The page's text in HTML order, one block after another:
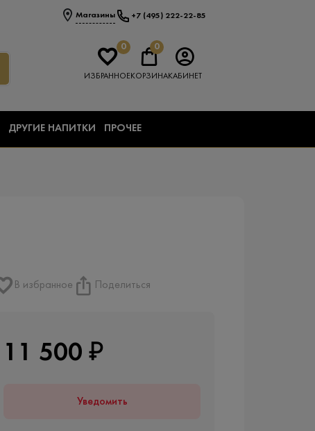
Магазины +7 (495) 222-22-85
0
ИЗБРАННОЕ
0
КОРЗИНАКАБИНЕТ
ДРУГИЕ НАПИТКИ ПРОЧЕЕ
В избранное Поделиться
11 500 ₽
Уведомить